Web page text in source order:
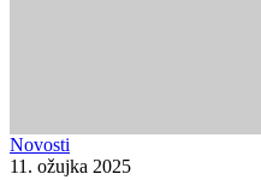
Novosti
11. ožujka 2025